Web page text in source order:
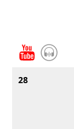
28